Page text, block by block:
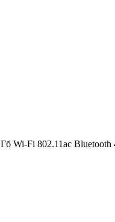
Wi-Fi 802.11ac Bluetooth